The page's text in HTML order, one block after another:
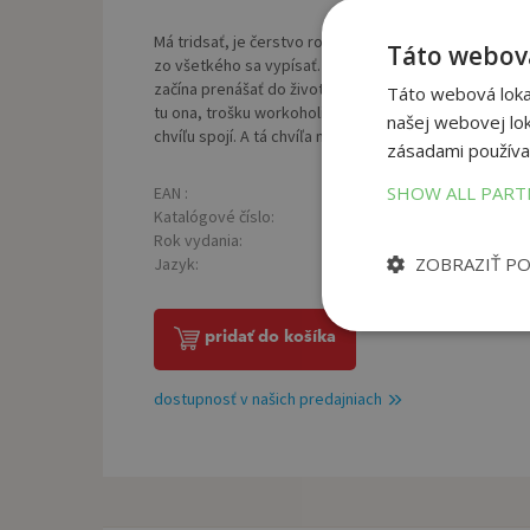
Má tridsať, je čerstvo rozvedený a už to takmer
zo všetkého sa vypísať. Z toho čo bolo, aj z toho, čo
začína prenášať do života. Je to iba zhoda náhod
tu ona, trošku workoholička, trošku zábudlivá, v
chvíľu spojí. A tá chvíľa má pre oboch význam, iný,
EAN : 9788055608266
Katalógové číslo:
Rok vydania:
Jazyk: slovenský
pridať do košíka
dostupnosť v našich predajniach
Táto
Táto webová
našej webovej
zásadami
SHOW ALL
ZOBRAZIŤ